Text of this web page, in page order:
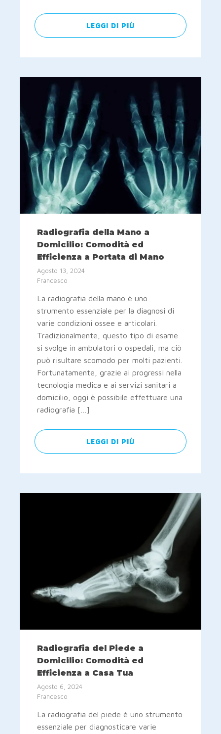
LEGGI DI PIÙ
Radiografia della Mano a
Domicilio: Comodità ed
Efficienza a Portata di Mano
Agosto 13, 2024
Francesco
La radiografia della mano è uno
strumento essenziale per la diagnosi di
varie condizioni ossee e articolari.
Tradizionalmente, questo tipo di esame
si svolge in ambulatori o ospedali, ma ciò
può risultare scomodo per molti pazienti.
Fortunatamente, grazie ai progressi nella
tecnologia medica e ai servizi sanitari a
domicilio, oggi è possibile effettuare una
radiografia […]
LEGGI DI PIÙ
Radiografia del Piede a
Domicilio: Comodità ed
Efficienza a Casa Tua
Agosto 6, 2024
Francesco
La radiografia del piede è uno strumento
essenziale per diagnosticare varie